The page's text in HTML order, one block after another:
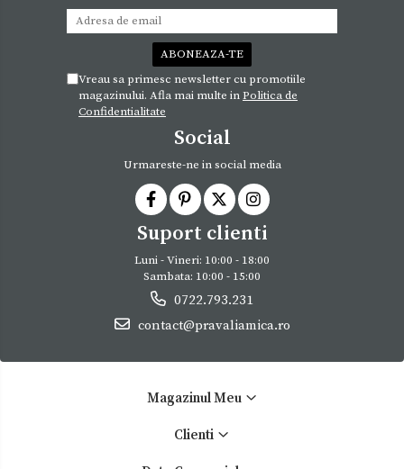
Vreau sa primesc newsletter cu promotiile
magazinului. Afla mai multe inPolitica de
Confidentialitate
Social
Urmareste-ne in social media
Suport clienti
Luni - Vineri: 10:00 - 18:00
Sambata: 10:00 - 15:00
0722.793.231
contact@pravaliamica.ro
Magazinul Meu
Clienti